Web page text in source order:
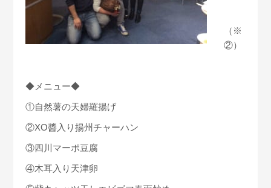
（※
②）
◆メニュー◆
①自然薯の天婦羅揚げ
②XO醬入り揚州チャーハン
③四川マーポ豆腐
④木耳入り天津卵